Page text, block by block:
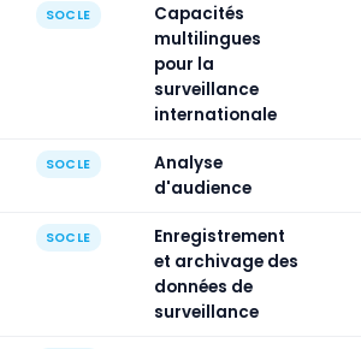
SOCLE
Capacités
multilingues
pour la
surveillance
internationale
SOCLE
Analyse
d'audience
SOCLE
Enregistrement
et archivage des
données de
surveillance